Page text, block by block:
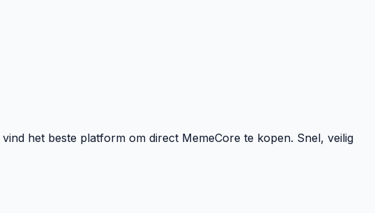
het beste platform om direct MemeCore te kopen. Snel, veilig